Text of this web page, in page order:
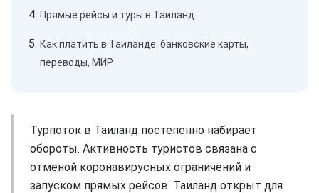
Прямые рейсы и туры в Таиланд
Как платить в Таиланде: банковские карты,
переводы, МИР
Турпоток в Таиланд постепенно набирает
обороты. Активность туристов связана с
отменой коронавирусных ограничений и
запуском прямых рейсов. Таиланд открыт для